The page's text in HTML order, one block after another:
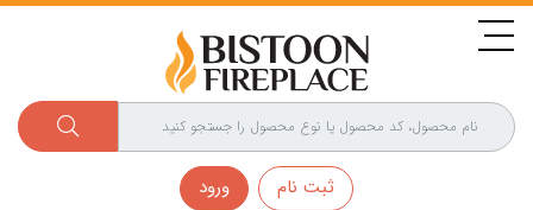
ورود ثبت نام